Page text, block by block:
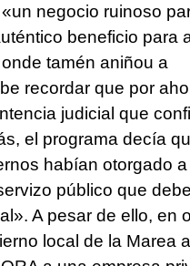
«un negocio ruinoso
beneficio para
tamén aniñou a
recordar que por
judicial que
el programa decía
habían otorgado a
público que
. A pesar de ello, en
local de la Marea